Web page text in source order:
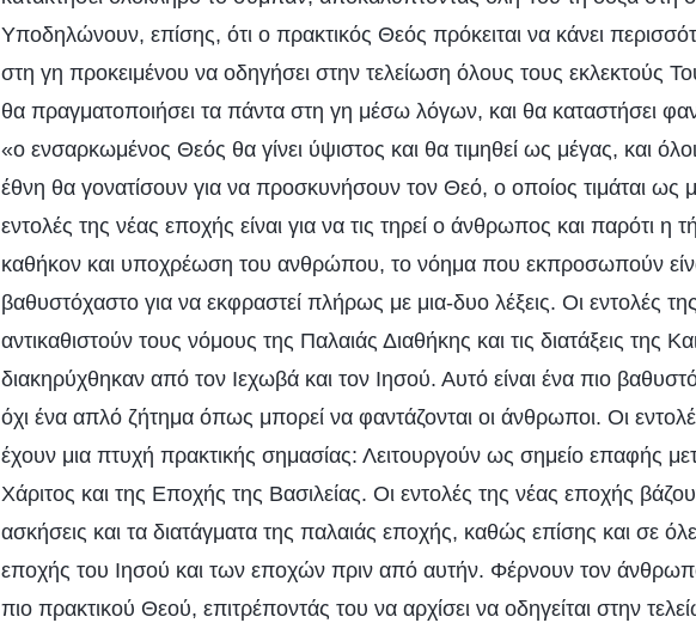
Υποδηλώνουν, επίσης, ότι ο πρακτικός Θεός πρόκειται να κάνει
στη γη προκειμένου να οδηγήσει στην τελείωση όλους τους εκλεκτούς
θα πραγματοποιήσει τα πάντα στη γη μέσω λόγων, και θα καταστήσει
«ο ενσαρκωμένος Θεός θα γίνει ύψιστος και θα τιμηθεί ως μέγας, και
έθνη θα γονατίσουν για να προσκυνήσουν τον Θεό, ο οποίος τιμάται ως
εντολές της νέας εποχής είναι για να τις τηρεί ο άνθρωπος και παρότι η
καθήκον και υποχρέωση του ανθρώπου, το νόημα που εκπροσωπούν
βαθυστόχαστο για να εκφραστεί πλήρως με μια-δυο λέξεις. Οι εντολές
αντικαθιστούν τους νόμους της Παλαιάς Διαθήκης και τις διατάξεις της
διακηρύχθηκαν από τον Ιεχωβά και τον Ιησού. Αυτό είναι ένα πιο
όχι ένα απλό ζήτημα όπως μπορεί να φαντάζονται οι άνθρωποι. Οι
έχουν μια πτυχή πρακτικής σημασίας: Λειτουργούν ως σημείο επαφής
Χάριτος και της Εποχής της Βασιλείας. Οι εντολές της νέας εποχής
ασκήσεις και τα διατάγματα της παλαιάς εποχής, καθώς επίσης και σε
εποχής του Ιησού και των εποχών πριν από αυτήν. Φέρνουν τον
πιο πρακτικού Θεού, επιτρέποντάς του να αρχίσει να οδηγείται στην